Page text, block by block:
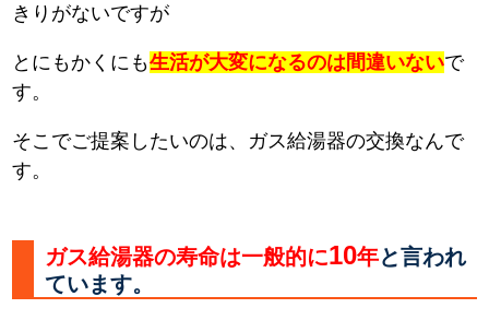
きりがないですが
とにもかくにも生活が大変になるのは間違いないで
す。
そこでご提案したいのは、ガス給湯器の交換なんで
す。
ガス給湯器の寿命は一般的に10年と言われ
ています。